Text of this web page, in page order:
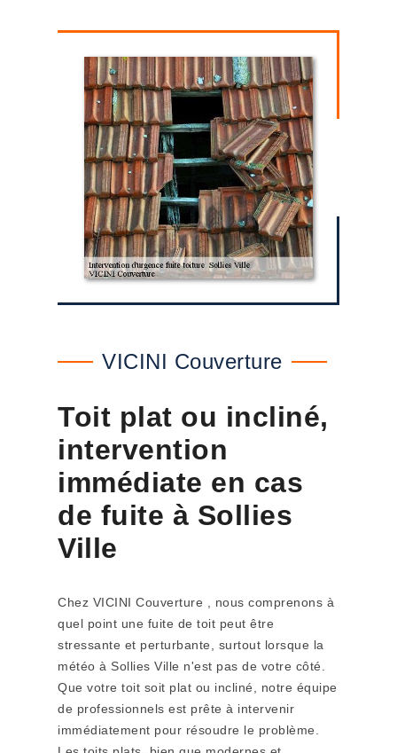
VICINI Couverture
Toit plat ou incliné,
intervention
immédiate en cas
de fuite à Sollies
Ville
Chez VICINI Couverture , nous comprenons à
quel point une fuite de toit peut être
stressante et perturbante, surtout lorsque la
météo à Sollies Ville n'est pas de votre côté.
Que votre toit soit plat ou incliné, notre équipe
de professionnels est prête à intervenir
immédiatement pour résoudre le problème.